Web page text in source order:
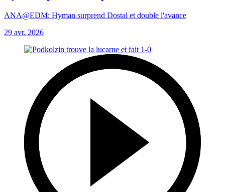
ANA@EDM: Hyman surprend Dostal et double l'avance
29 avr. 2026